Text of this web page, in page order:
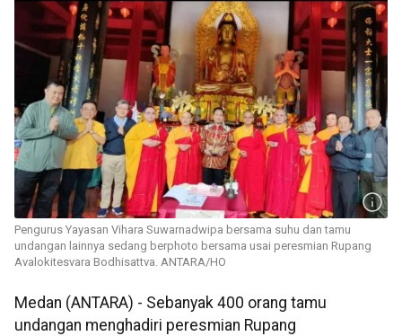
Pengurus Yayasan Vihara Suwarnadwipa bersama suhu dan tamu
undangan lainnya sedang berphoto bersama usai peresmian Rupang
Avalokitesvara Bodhisattva. ANTARA/HO
Medan (ANTARA) - Sebanyak 400 orang tamu
undangan menghadiri peresmian Rupang